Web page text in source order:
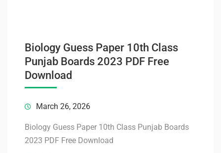
Biology Guess Paper 10th Class
Punjab Boards 2023 PDF Free
Download
March 26, 2026
Biology Guess Paper 10th Class Punjab Boards
2023 PDF Free Download